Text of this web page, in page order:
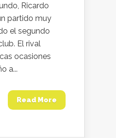
Ricardo
partido muy
el segundo
El rival
ocasiones
a...
Read More